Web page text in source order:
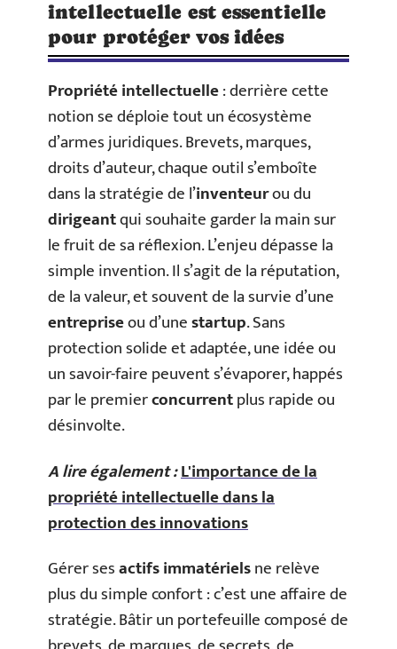
intellectuelle est essentielle
pour protéger vos idées
Propriété intellectuelle: derrière cette
notion se déploie tout un écosystème
d’armes juridiques. Brevets, marques,
droits d’auteur, chaque outil s’emboîte
dans la stratégie de l’inventeurou du
dirigeantqui souhaite garder la main sur
le fruit de sa réflexion. L’enjeu dépasse la
simple invention. Il s’agit de la réputation,
de la valeur, et souvent de la survie d’une
entrepriseou d’unestartup. Sans
protection solide et adaptée, une idée ou
un savoir-faire peuvent s’évaporer, happés
par le premierconcurrentplus rapide ou
désinvolte.
A lire également :L'importance de la
propriété intellectuelle dans la
protection des innovations
Gérer sesactifs immatérielsne relève
plus du simple confort : c’est une affaire de
stratégie. Bâtir un portefeuille composé de